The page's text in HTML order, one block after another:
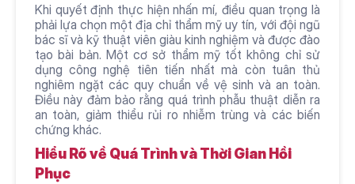
Khi quyết định thực hiện nhấn mí, điều quan trọng là
phải lựa chọn một địa chỉ thẩm mỹ uy tín, với đội ngũ
bác sĩ và kỹ thuật viên giàu kinh nghiệm và được đào
tạo bài bản. Một cơ sở thẩm mỹ tốt không chỉ sử
dụng công nghệ tiên tiến nhất mà còn tuân thủ
nghiêm ngặt các quy chuẩn về vệ sinh và an toàn.
Điều này đảm bảo rằng quá trình phẫu thuật diễn ra
an toàn, giảm thiểu rủi ro nhiễm trùng và các biến
chứng khác.
Hiểu Rõ về Quá Trình và Thời Gian Hồi
Phục